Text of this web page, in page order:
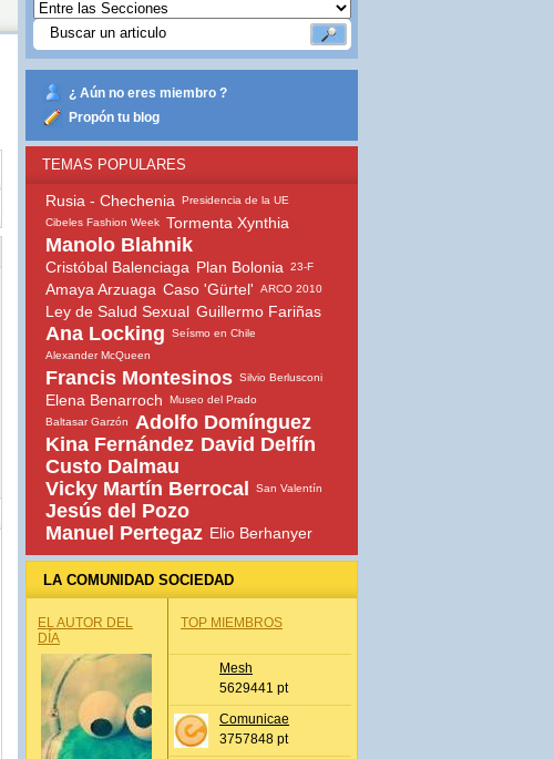
¿ Aún no eres miembro ?
Propón tu blog
TEMAS POPULARES
Rusia - Chechenia
Presidencia de la UE
Cibeles Fashion Week Tormenta Xynthia
Manolo Blahnik
Cristóbal Balenciaga Plan Bolonia 23-F
Amaya Arzuaga Caso 'Gürtel' ARCO 2010
Ley de Salud Sexual Guillermo Fariñas
Ana Locking
Seísmo en Chile
Alexander McQueen
Francis Montesinos Silvio Berlusconi
Elena Benarroch
Museo del Prado
Baltasar Garzón
Adolfo Domínguez
Kina Fernández David Delfín
Custo Dalmau
Vicky Martín Berrocal
San Valentín
Jesús del Pozo
Manuel Pertegaz Elio Berhanyer
LA COMUNIDAD SOCIEDAD
EL AUTOR DEL
DÍA
TOP MIEMBROS
Mesh
5629441 pt
Comunicae
3757848 pt